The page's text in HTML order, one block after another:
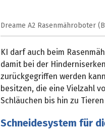
Dreame A2 Rasenmähroboter
KI darf auch beim
damit bei der
zurückgegriffen werden
besitzen, die eine Vielzahl
Schläuchen bis hin zu
Schneidesystem für